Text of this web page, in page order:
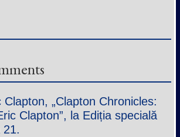
Clapton, „Clapton Chronicles:
Clapton”, la Ediția specială
21.